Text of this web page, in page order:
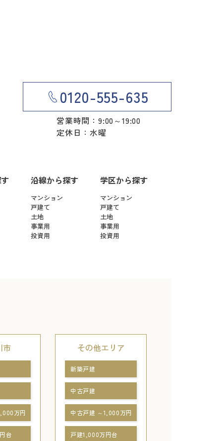
0120-555-635
営業時間：9:00～19:00
定休日：水曜
沿線から探す
マンション
戸建て
土地
事業用
投資用
学区から探す
マンション
戸建て
土地
事業用
投資用
市
万円
台
その他エリア
新築戸建
中古戸建
中古戸建 ～1,000万円
戸建1,000万円台